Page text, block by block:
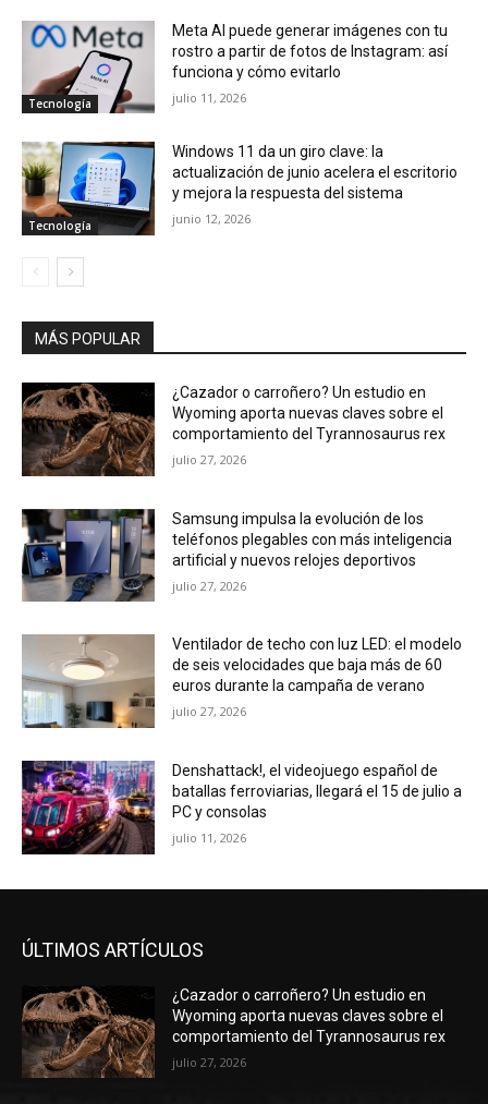
Tecnología
Meta AI puede generar imágenes con tu
rostro a partir de fotos de Instagram: así
funciona y cómo evitarlo
julio 11, 2026
Tecnología
Windows 11 da un giro clave: la
actualización de junio acelera el escritorio
y mejora la respuesta del sistema
junio 12, 2026
MÁS POPULAR
¿Cazador o carroñero? Un estudio en
Wyoming aporta nuevas claves sobre el
comportamiento del Tyrannosaurus rex
julio 27, 2026
Samsung impulsa la evolución de los
teléfonos plegables con más inteligencia
artificial y nuevos relojes deportivos
julio 27, 2026
Ventilador de techo con luz LED: el modelo
de seis velocidades que baja más de 60
euros durante la campaña de verano
julio 27, 2026
Denshattack!, el videojuego español de
batallas ferroviarias, llegará el 15 de julio a
PC y consolas
julio 11, 2026
ÚLTIMOS ARTÍCULOS
¿Cazador o carroñero? Un estudio en
Wyoming aporta nuevas claves sobre el
comportamiento del Tyrannosaurus rex
julio 27, 2026